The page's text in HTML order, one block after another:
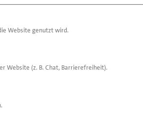
Website genutzt wird.
Website (z. B. Chat, Barrierefreiheit).